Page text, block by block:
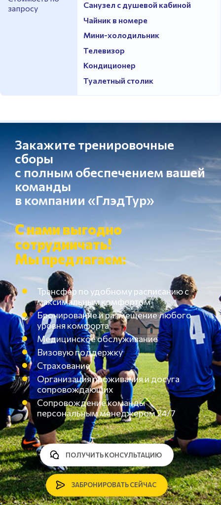
запросу
Санузел с душевой кабиной
Чайник в номере
Мини-холодильник
Телевизор
Кондиционер
Туалетный столик
Закажите тренировочные
сборы
с полным обеспечением вашей
команды
в компании «ГлэдТур»
С нами выгодно
сотрудничать!
Мы предлагаем:
Трансфер по удобному расписанию с
максимальным комфортом
Бронирование и размещение любого
уровня комфорта
Медицинское обслуживание
Визовую поддержку
Страхование
Организация проживания и досуга
сопровождающих
Сопровождение команды
персональным менеджером 24/7
ЗАБРОНИРОВАТЬ СЕЙЧАС
ПОЛУЧИТЬ КОНСУЛЬТАЦИЮ